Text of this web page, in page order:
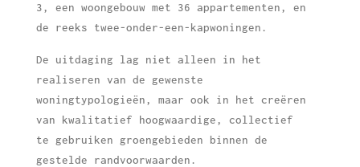
3, een woongebouw met 36 appartementen, en
de reeks twee-onder-een-kapwoningen.
De uitdaging lag niet alleen in het
realiseren van de gewenste
woningtypologieën, maar ook in het creëren
van kwalitatief hoogwaardige, collectief
te gebruiken groengebieden binnen de
gestelde randvoorwaarden.